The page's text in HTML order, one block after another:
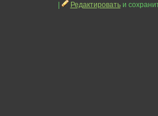
Редактироватьи